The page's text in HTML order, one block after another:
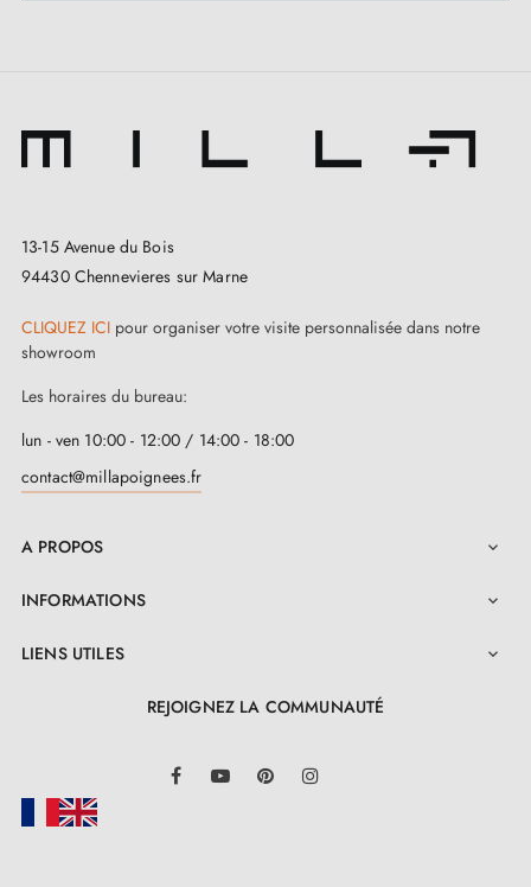
13-15 Avenue du Bois
94430 Chennevieres sur Marne
CLIQUEZ ICI pour organiser votre visite personnalisée dans notre
showroom
Les horaires du bureau:
lun - ven 10:00 - 12:00 / 14:00 - 18:00
contact@millapoignees.fr
A PROPOS 
INFORMATIONS 
LIENS UTILES 
REJOIGNEZ LA COMMUNAUTÉ
FacebookYouTube Pinterest